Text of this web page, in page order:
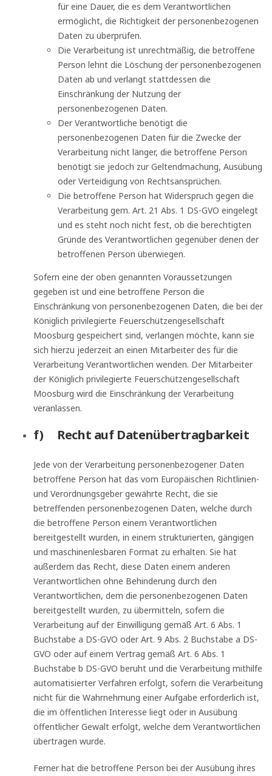
für eine Dauer, die es dem Verantwortlichen
ermöglicht, die Richtigkeit der personenbezogenen
Daten zu überprüfen.
Die Verarbeitung ist unrechtmäßig, die betroffene
Person lehnt die Löschung der personenbezogenen
Daten ab und verlangt stattdessen die
Einschränkung der Nutzung der
personenbezogenen Daten.
Der Verantwortliche benötigt die
personenbezogenen Daten für die Zwecke der
Verarbeitung nicht länger, die betroffene Person
benötigt sie jedoch zur Geltendmachung, Ausübung
oder Verteidigung von Rechtsansprüchen.
Die betroffene Person hat Widerspruch gegen die
Verarbeitung gem. Art. 21 Abs. 1 DS-GVO eingelegt
und es steht noch nicht fest, ob die berechtigten
Gründe des Verantwortlichen gegenüber denen der
betroffenen Person überwiegen.
Sofern eine der oben genannten Voraussetzungen
gegeben ist und eine betroffene Person die
Einschränkung von personenbezogenen Daten, die bei der
Königlich privilegierte Feuerschützengesellschaft
Moosburg gespeichert sind, verlangen möchte, kann sie
sich hierzu jederzeit an einen Mitarbeiter des für die
Verarbeitung Verantwortlichen wenden. Der Mitarbeiter
der Königlich privilegierte Feuerschützengesellschaft
Moosburg wird die Einschränkung der Verarbeitung
veranlassen.
f) Recht auf Datenübertragbarkeit
Jede von der Verarbeitung personenbezogener Daten
betroffene Person hat das vom Europäischen Richtlinien-
und Verordnungsgeber gewährte Recht, die sie
betreffenden personenbezogenen Daten, welche durch
die betroffene Person einem Verantwortlichen
bereitgestellt wurden, in einem strukturierten, gängigen
und maschinenlesbaren Format zu erhalten. Sie hat
außerdem das Recht, diese Daten einem anderen
Verantwortlichen ohne Behinderung durch den
Verantwortlichen, dem die personenbezogenen Daten
bereitgestellt wurden, zu übermitteln, sofern die
Verarbeitung auf der Einwilligung gemäß Art. 6 Abs. 1
Buchstabe a DS-GVO oder Art. 9 Abs. 2 Buchstabe a DS-
GVO oder auf einem Vertrag gemäß Art. 6 Abs. 1
Buchstabe b DS-GVO beruht und die Verarbeitung mithilfe
automatisierter Verfahren erfolgt, sofern die Verarbeitung
nicht für die Wahrnehmung einer Aufgabe erforderlich ist,
die im öffentlichen Interesse liegt oder in Ausübung
öffentlicher Gewalt erfolgt, welche dem Verantwortlichen
übertragen wurde.
Ferner hat die betroffene Person bei der Ausübung ihres